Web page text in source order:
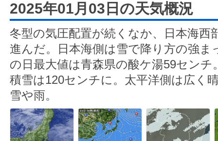
2025年01月03日の天気概況
冬型の気圧配置が続くなか、日本海西
進んだ。日本海側は雪で降り方の強ま
の日最大値は青森県の酸ケ湯59セン
積雪は120センチに。太平洋側は広く
雪や雨。